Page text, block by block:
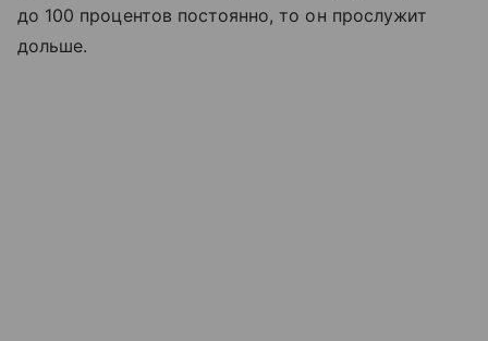
до 100 процентов постоянно, то он прослужит
дольше.